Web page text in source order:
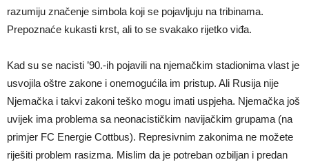
razumiju značenje simbola koji se pojavljuju na tribinama.
Prepoznaće kukasti krst, ali to se svakako rijetko viđa.
Kad su se nacisti ’90.-ih pojavili na njemačkim stadionima vlast je
usvojila oštre zakone i onemogućila im pristup. Ali Rusija nije
Njemačka i takvi zakoni teško mogu imati uspjeha. Njemačka još
uvijek ima problema sa neonacističkim navijačkim grupama (na
primjer FC Energie Cottbus). Represivnim zakonima ne možete
riješiti problem rasizma. Mislim da je potreban ozbiljan i predan